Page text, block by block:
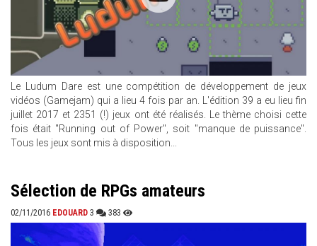
Le Ludum Dare est une compétition de développement de jeux
vidéos (Gamejam) qui a lieu 4 fois par an. L'édition 39 a eu lieu fin
juillet 2017 et 2351 (!) jeux ont été réalisés. Le thème choisi cette
fois était "Running out of Power", soit "manque de puissance".
Tous les jeux sont mis à disposition...
Sélection de RPGs amateurs
02/11/2016 EDOUARD 3 383